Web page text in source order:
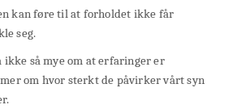
kan føre til at forholdet ikke får
seg.
ikke så mye om at erfaringer er
om hvor sterkt de påvirker vårt syn